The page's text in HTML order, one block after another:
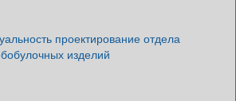
проектирование отдела
изделий